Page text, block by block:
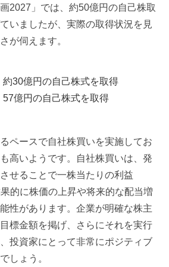
2027」では、約50億円の自己株取
いましたが、実際の取得状況を見
が伺えます。
約30億円の自己株式を取得
57億円の自己株式を取得
ペースで自社株買いを実施してお
高いようです。自社株買いは、発
せることで一株当たりの利益
的に株価の上昇や将来的な配当増
性があります。企業が明確な株主
標金額を掲げ、さらにそれを実行
投資家にとって非常にポジティブ
しょう。